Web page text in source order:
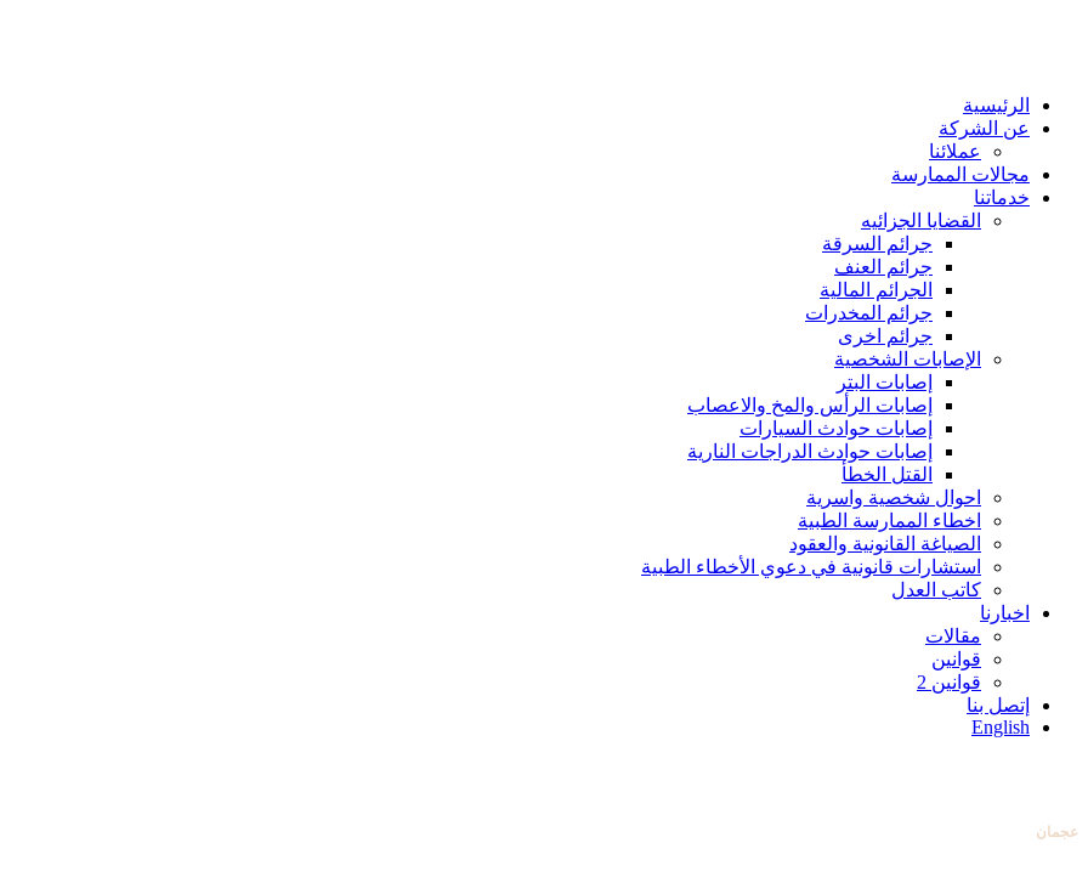
الرئيسية
عن الشركة
عملائنا
مجالات الممارسة
خدماتنا
القضايا الجزائيه
جرائم السرقة
جرائم العنف
الجرائم المالية
جرائم المخدرات
جرائم اخرى
الإصابات الشخصية
إصابات البتر
إصابات الرأس والمخ والاعصاب
إصابات حوادث السيارات
إصابات حوادث الدراجات النارية
القتل الخطأ
احوال شخصية واسرية
اخطاء الممارسة الطبية
الصياغة القانونية والعقود
استشارات قانونية في دعوي الأخطاء الطبية
كاتب العدل
اخبارنا
مقالات
قوانين
قوانين 2
إتصل بنا
English
0097126584004
0097165388138